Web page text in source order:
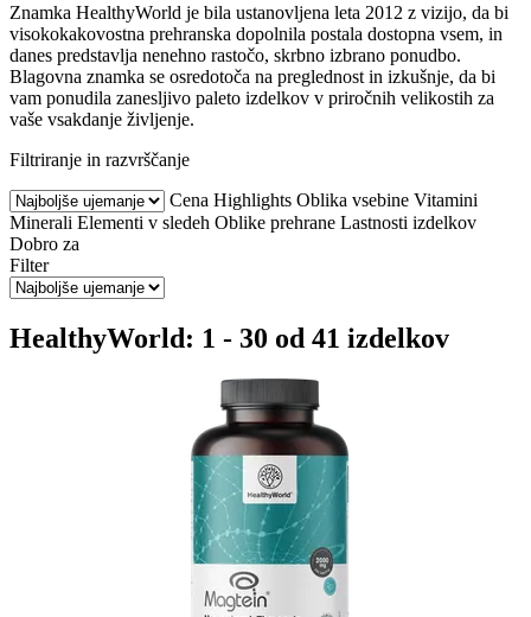
Znamka HealthyWorld je bila ustanovljena leta 2012 z vizijo, da bi
visokokakovostna prehranska dopolnila postala dostopna vsem, in
danes predstavlja nenehno rastočo, skrbno izbrano ponudbo.
Blagovna znamka se osredotoča na preglednost in izkušnje, da bi
vam ponudila zanesljivo paleto izdelkov v priročnih velikostih za
vaše vsakdanje življenje.
Filtriranje in razvrščanje
Cena Highlights Oblika vsebine Vitamini
Minerali Elementi v sledeh Oblike prehrane Lastnosti izdelkov
Dobro za
Filter
HealthyWorld: 1 - 30 od 41 izdelkov